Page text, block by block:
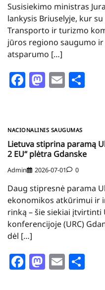
Susisiekimo ministras
lankysis Briuselyje, kur
Transporto ir turizmo
jūros regiono saugumo
atsparumo […]
Facebook
Email
NACIONALINIS SAUGUMAS
Lietuva stiprina paramą
2 EU“ plėtra Gdanske
Admin 2026-07-01 0
Daug stipresnė parama
ekonomikos atkūrimui ir
rinką – šie siekiai
konferencijoje (URC)
dėl […]
Facebook
Email